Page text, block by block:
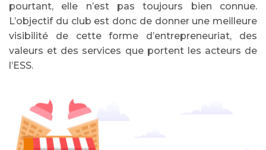
pourtant, elle n’est pas toujours bien connue.
L’objectif du club est donc de donner une meilleure
visibilité de cette forme d’entrepreneuriat, des
valeurs et des services que portent les acteurs de
l’ESS.